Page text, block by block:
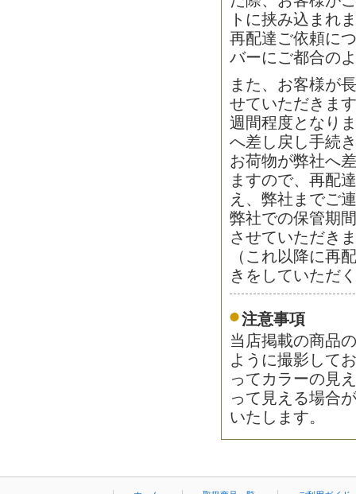
トに挟み込まれ
再配達ご依頼に
バーにご都合の
また、お客様が
せていただきま
週間程度となり
へ差し戻し手続
お荷物が弊社へ
ますので、再配
え、弊社までご
弊社での保管期
させていただき
（これ以降に再
きをしていただ
注意事項
当店掲載の商品
ように撮影して
ってカラーの見
って見える場合
いたします。